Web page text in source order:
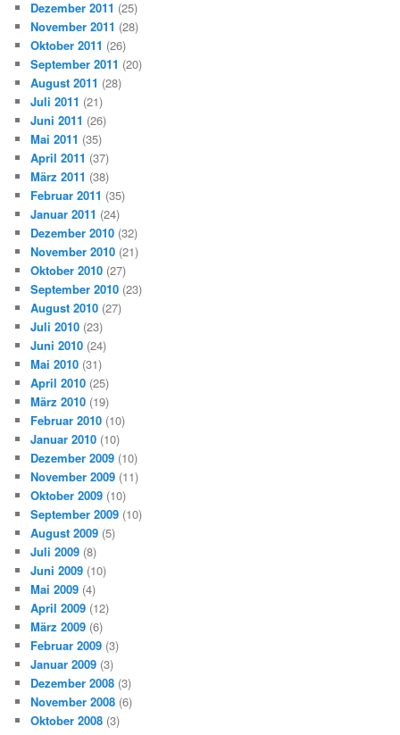
Dezember 2011 (25)
November 2011 (28)
Oktober 2011 (26)
September 2011 (20)
August 2011 (28)
Juli 2011 (21)
Juni 2011 (26)
Mai 2011 (35)
April 2011 (37)
März 2011 (38)
Februar 2011 (35)
Januar 2011 (24)
Dezember 2010 (32)
November 2010 (21)
Oktober 2010 (27)
September 2010 (23)
August 2010 (27)
Juli 2010 (23)
Juni 2010 (24)
Mai 2010 (31)
April 2010 (25)
März 2010 (19)
Februar 2010 (10)
Januar 2010 (10)
Dezember 2009 (10)
November 2009 (11)
Oktober 2009 (10)
September 2009 (10)
August 2009 (5)
Juli 2009 (8)
Juni 2009 (10)
Mai 2009 (4)
April 2009 (12)
März 2009 (6)
Februar 2009 (3)
Januar 2009 (3)
Dezember 2008 (3)
November 2008 (6)
Oktober 2008 (3)